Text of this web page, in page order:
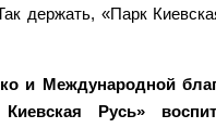
держать, «Парк
и Международной
Русь»